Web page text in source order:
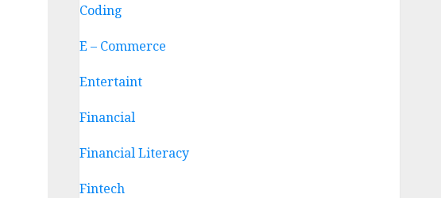
Coding
E – Commerce
Entertaint
Financial
Financial Literacy
Fintech